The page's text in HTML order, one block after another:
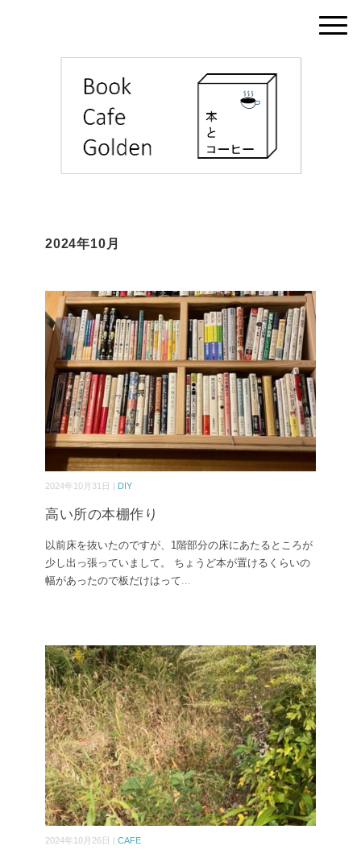
2024年10月
2024年10月31日 | DIY
高い所の本棚作り
以前床を抜いたのですが、1階部分の床にあたるところが
少し出っ張っていまして。 ちょうど本が置けるくらいの
幅があったので板だけはって...
2024年10月26日 | CAFE